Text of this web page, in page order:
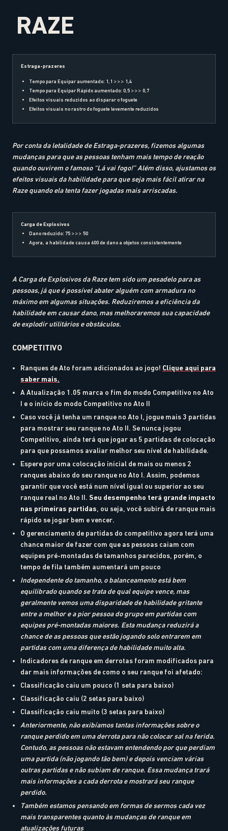
RAZE
Estraga-prazeres
Tempo para Equipar aumentado: 1,1 >>> 1,4
Tempo para Equipar Rápido aumentado: 0,5 >>> 0,7
Efeitos visuais reduzidos ao disparar o foguete
Efeitos visuais no rastro do foguete levemente reduzidos
Por conta da letalidade de Estraga-prazeres, fizemos algumas
mudanças para que as pessoas tenham mais tempo de reação
quando ouvirem o famoso “Lá vai fogo!” Além disso, ajustamos os
efeitos visuais da habilidade para que seja mais fácil atirar na
Raze quando ela tenta fazer jogadas mais arriscadas.
Carga de Explosivos
Dano reduzido: 75 >>> 50
Agora, a habilidade causa 600 de dano a objetos consistentemente
A Carga de Explosivos da Raze tem sido um pesadelo para as
pessoas, já que é possível abater alguém com armadura no
máximo em algumas situações. Reduziremos a eficiência da
habilidade em causar dano, mas melhoraremos sua capacidade
de explodir utilitários e obstáculos.
COMPETITIVO
Ranques de Ato foram adicionados ao jogo! Clique aqui para
saber mais.
A Atualização 1.05 marca o fim do modo Competitivo no Ato
I e o início do modo Competitivo no Ato II
Caso você já tenha um ranque no Ato I, jogue mais 3 partidas
para mostrar seu ranque no Ato II. Se nunca jogou
Competitivo, ainda terá que jogar as 5 partidas de colocação
para que possamos avaliar melhor seu nível de habilidade.
Espere por uma colocação inicial de mais ou menos 2
ranques abaixo do seu ranque no Ato I. Assim, podemos
garantir que você está num nível igual ou superior ao seu
ranque real no Ato II. Seu desempenho terá grande impacto
nas primeiras partidas , ou seja, você subirá de ranque mais
rápido se jogar bem e vencer.
O gerenciamento de partidas do competitivo agora terá uma
chance maior de fazer com que as pessoas caiam com
equipes pré-montadas de tamanhos parecidos, porém, o
tempo de fila também aumentará um pouco
Independente do tamanho, o balanceamento está bem
equilibrado quando se trata de qual equipe vence, mas
geralmente vemos uma disparidade de habilidade gritante
entre a melhor e a pior pessoa do grupo em partidas com
equipes pré-montadas maiores. Esta mudança reduzirá a
chance de as pessoas que estão jogando solo entrarem em
partidas com uma diferença de habilidade muito alta.
Indicadores de ranque em derrotas foram modificados para
dar mais informações de como o seu ranque foi afetado:
Classificação caiu um pouco (1 seta para baixo)
Classificação caiu (2 setas para baixo)
Classificação caiu muito (3 setas para baixo)
Anteriormente, não exibíamos tantas informações sobre o
ranque perdido em uma derrota para não colocar sal na ferida.
Contudo, as pessoas não estavam entendendo por que perdiam
uma partida (não jogando tão bem) e depois venciam várias
outras partidas e não subiam de ranque. Essa mudança trará
mais informações a cada derrota e mostrará seu ranque
perdido.
Também estamos pensando em formas de sermos cada vez
mais transparentes quanto às mudanças de ranque em
atualizações futuras